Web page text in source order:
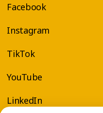
Facebook
Instagram
TikTok
YouTube
LinkedIn